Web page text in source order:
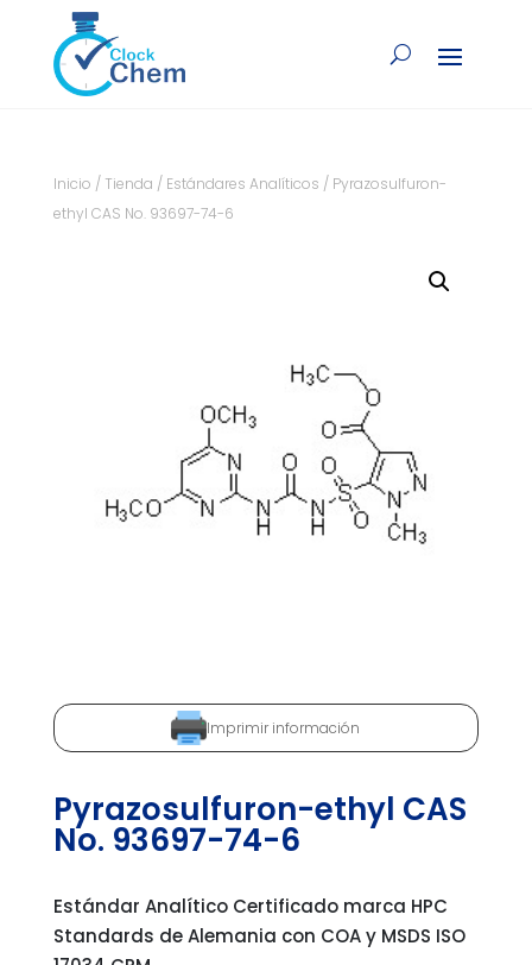
Inicio / Tienda / Estándares Analíticos / Pyrazosulfuron-
ethyl CAS No. 93697-74-6
Imprimir información
Pyrazosulfuron-ethyl CAS
No. 93697-74-6
Estándar Analítico Certificado marca HPC
Standards de Alemania con COA y MSDS ISO